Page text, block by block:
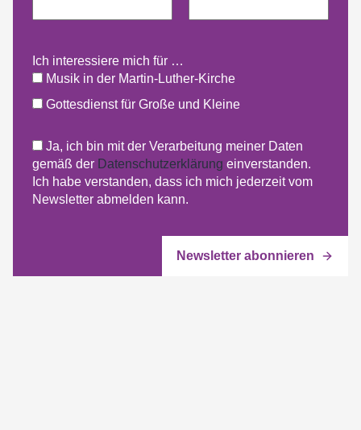
Ich interessiere mich für …
Musik in der Martin-Luther-Kirche
Gottesdienst für Große und Kleine
Ja, ich bin mit der Verarbeitung meiner Daten
gemäß der Datenschutzerklärung einverstanden.
Ich habe verstanden, dass ich mich jederzeit vom
Newsletter abmelden kann.